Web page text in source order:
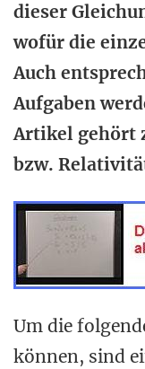
dieser
wofür die
Auch
Aufgaben
Artikel gehört
bzw.
Um die
können, sind